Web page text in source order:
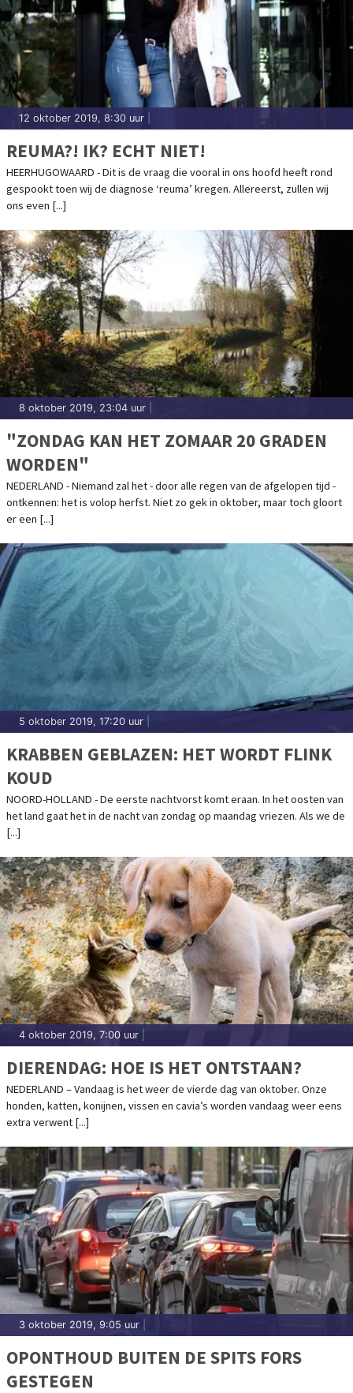
12 oktober 2019, 8:30 uur
REUMA?! IK? ECHT NIET!
HEERHUGOWAARD - Dit is de vraag die vooral in ons hoofd heeft rond
gespookt toen wij de diagnose ‘reuma’ kregen. Allereerst, zullen wij
ons even [...]
8 oktober 2019, 23:04 uur
"ZONDAG KAN HET ZOMAAR 20 GRADEN
WORDEN"
NEDERLAND - Niemand zal het - door alle regen van de afgelopen tijd -
ontkennen: het is volop herfst. Niet zo gek in oktober, maar toch gloort
er een [...]
5 oktober 2019, 17:20 uur
KRABBEN GEBLAZEN: HET WORDT FLINK
KOUD
NOORD-HOLLAND - De eerste nachtvorst komt eraan. In het oosten van
het land gaat het in de nacht van zondag op maandag vriezen. Als we de
[...]
4 oktober 2019, 7:00 uur
DIERENDAG: HOE IS HET ONTSTAAN?
NEDERLAND – Vandaag is het weer de vierde dag van oktober. Onze
honden, katten, konijnen, vissen en cavia’s worden vandaag weer eens
extra verwent [...]
3 oktober 2019, 9:05 uur
OPONTHOUD BUITEN DE SPITS FORS
GESTEGEN